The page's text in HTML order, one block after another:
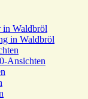
in Waldbröl
in Waldbröl
Ansichten